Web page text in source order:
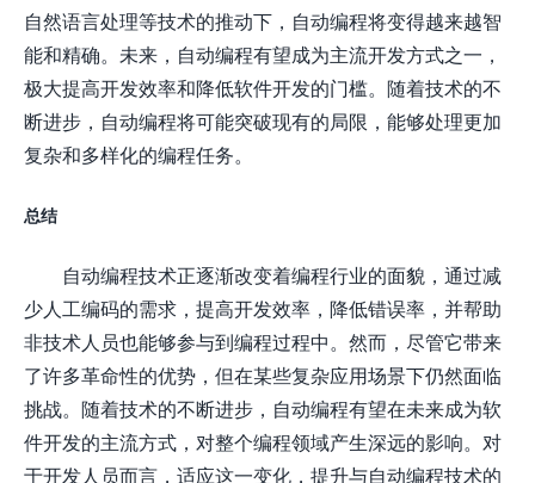
自然语言处理等技术的推动下，自动编程将变得越来越智
能和精确。未来，自动编程有望成为主流开发方式之一，
极大提高开发效率和降低软件开发的门槛。随着技术的不
断进步，自动编程将可能突破现有的局限，能够处理更加
复杂和多样化的编程任务。
总结
自动编程技术正逐渐改变着编程行业的面貌，通过减
少人工编码的需求，提高开发效率，降低错误率，并帮助
非技术人员也能够参与到编程过程中。然而，尽管它带来
了许多革命性的优势，但在某些复杂应用场景下仍然面临
挑战。随着技术的不断进步，自动编程有望在未来成为软
件开发的主流方式，对整个编程领域产生深远的影响。对
于开发人员而言，适应这一变化，提升与自动编程技术的